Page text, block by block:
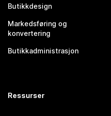
Butikkdesign
Markedsføring og
konvertering
Butikkadministrasjon
Ressurser